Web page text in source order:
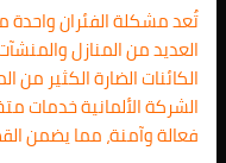
تُعد مشكلة الفئران واحدة
العديد من المنازل
الكائنات الضارة الكثير
الشركة الألمانية خدمات
فعالة وآمنة، مما يضمن